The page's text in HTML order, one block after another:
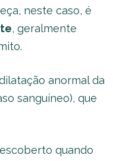
neste caso, é
, geralmente
anormal da
sanguíneo), que
quando